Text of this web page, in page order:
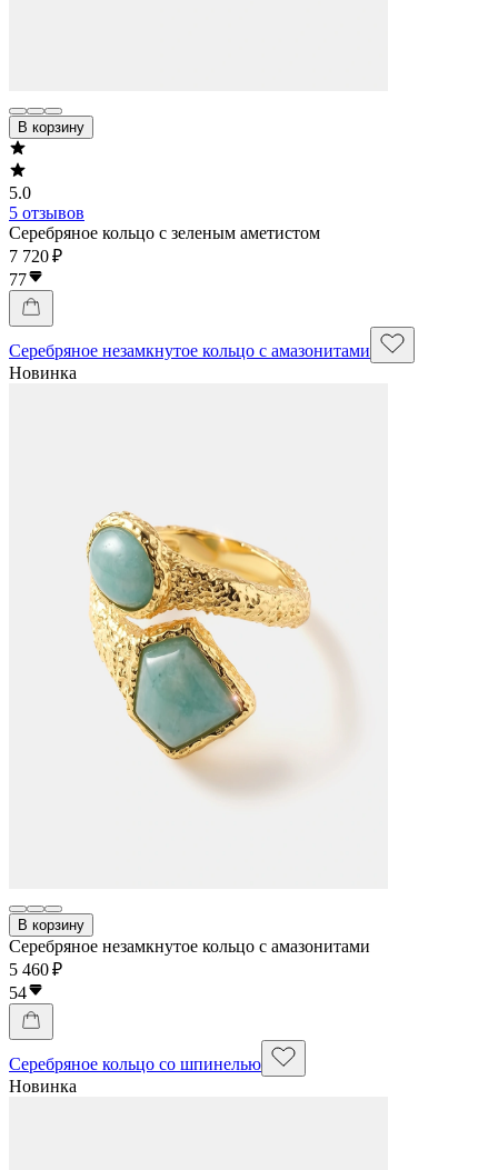
В корзину
5.0
5 отзывов
Серебряное кольцо с зеленым аметистом
7 720 ₽
77
Серебряное незамкнутое кольцо с амазонитами
Новинка
В корзину
Серебряное незамкнутое кольцо с амазонитами
5 460 ₽
54
Серебряное кольцо со шпинелью
Новинка